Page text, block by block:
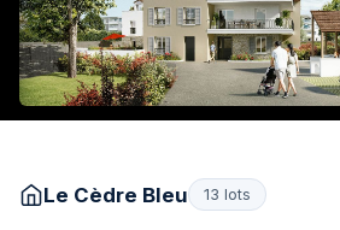
Le Cèdre Bleu 13 lots